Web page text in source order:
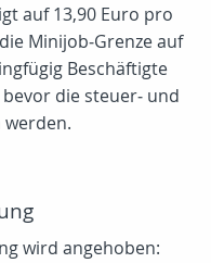
auf 13,90 Euro pro
Minijob‑Grenze auf
Beschäftigte
die steuer‑ und
werden.
wird angehoben: